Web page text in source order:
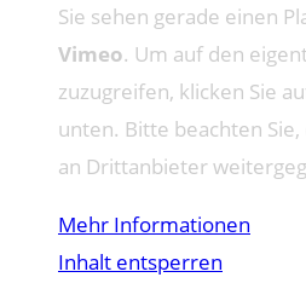
Sie sehen gerade einen
Vimeo. Um auf den
zuzugreifen, klicken Sie
unten. Bitte beachten Sie,
an Drittanbieter
Mehr Informationen
Inhalt entsperren